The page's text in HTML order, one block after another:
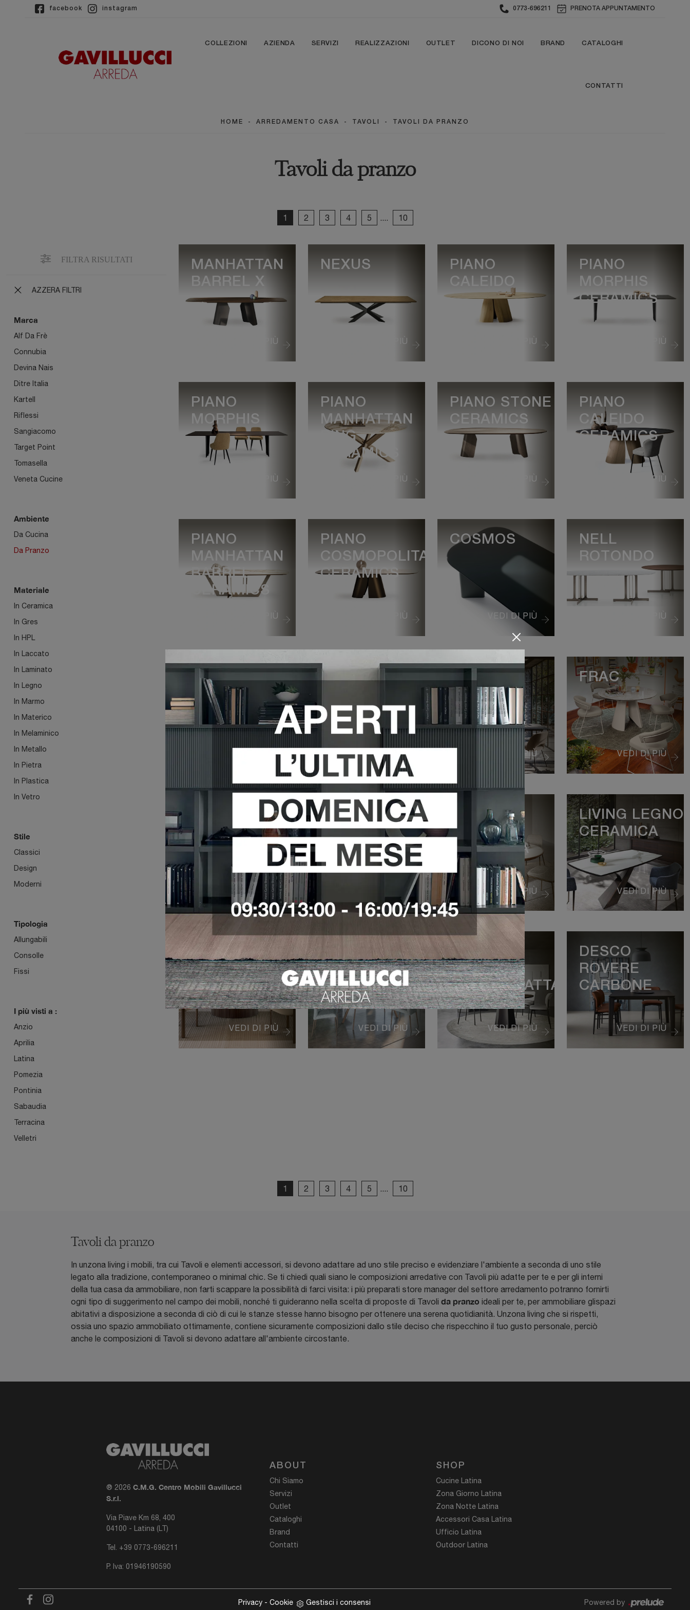
facebook instagram 0773-696211 PRENOTA APPUNTAMENTO
COLLEZIONI AZIENDA SERVIZI REALIZZAZIONI OUTLET DICONO DI NOI BRAND CATALOGHI
CONTATTI
HOME - ARREDAMENTO CASA - TAVOLI - TAVOLI DA PRANZO
Tavoli da pranzo
1 2 3 4 5 .... 10
FILTRA RISULTATI
AZZERA FILTRI
Marca
Alf Da Frè
Connubia
Devina Nais
Ditre Italia
Kartell
Riflessi
Sangiacomo
Target Point
Tomasella
Veneta Cucine
Ambiente
Da Cucina
Da Pranzo
Materiale
In Ceramica
In Gres
In HPL
In Laccato
In Laminato
In Legno
In Marmo
In Materico
In Melaminico
In Metallo
In Pietra
In Plastica
In Vetro
Stile
Classici
Design
Moderni
Tipologia
Allungabili
Consolle
Fissi
I più visti a :
Anzio
Aprilia
Latina
Pomezia
Pontinia
Sabaudia
Terracina
Velletri
VEDI DI PIÙ
MANHATTAN
BARREL X
VEDI DI PIÙ
NEXUS
VEDI DI PIÙ
PIANO
CALEIDO
VEDI DI PIÙ
PIANO
MORPHIS
CERAMICS
VEDI DI PIÙ
PIANO
MORPHIS
VEDI DI PIÙ
PIANO
MANHATTAN
RING
CERAMICS
VEDI DI PIÙ
PIANO STONE
CERAMICS
VEDI DI PIÙ
PIANO
CALEIDO
CERAMICS
VEDI DI PIÙ
PIANO
MANHATTAN
BARREL
CERAMICS
VEDI DI PIÙ
PIANO
COSMOPOLITAN
CERAMICS
VEDI DI PIÙ
COSMOS
VEDI DI PIÙ
NELL
ROTONDO
VEDI DI PIÙ
ARCADE
VEDI DI PIÙ
COSMOS
VEDI DI PIÙ
ORION
VEDI DI PIÙ
FRAC
VEDI DI PIÙ
BROSC
CARANTO
VEDI DI PIÙ
TOWER
LEGNO
CERAMICA
VEDI DI PIÙ
LIVING LEGNO
CERAMICA
VEDI DI PIÙ
ENEA
VEDI DI PIÙ
PARADISE
CERAMICA
VEDI DI PIÙ
POLIEDRO
ROVERE
TERMOTRATTATO
VEDI DI PIÙ
DESCO
ROVERE
CARBONE
1 2 3 4 5 .... 10
Tavoli da pranzo
In unzona living i mobili, tra cui Tavoli e elementi accessori, si devono adattare ad uno stile preciso e evidenziare l'ambiente a seconda di uno stile
legato alla tradizione, contemporaneo o minimal chic. Se ti chiedi quali siano le composizioni arredative con Tavoli più adatte per te e per gli interni
della tua casa da ammobiliare, non farti scappare la possibilità di farci visita: i più preparati store manager del settore arredamento potranno fornirti
ogni tipo di suggerimento nel campo dei mobili, nonché ti guideranno nella scelta di proposte di Tavoli da pranzo ideali per te, per ammobiliare glispazi
abitativi a disposizione a seconda di ciò di cui le stanze stesse hanno bisogno per ottenere una serena quotidianità. Unzona living che si rispetti,
ossia uno spazio ammobiliato ottimamente, contiene sicuramente composizioni dallo stile deciso che rispecchino il tuo gusto personale, perciò
anche le composizioni di Tavoli si devono adattare all'ambiente circostante.
® 2026 C.M.G. Centro Mobili Gavillucci
S.r.l.
Via Piave Km 68, 400
04100 - Latina (LT)
Tel. +39 0773-696211
P. Iva: 01946190590
ABOUT
Chi Siamo
Servizi
Outlet
Cataloghi
Brand
Contatti
SHOP
Cucine Latina
Zona Giorno Latina
Zona Notte Latina
Accessori Casa Latina
Ufficio Latina
Outdoor Latina
Privacy - Cookie Gestisci i consensi Powered by